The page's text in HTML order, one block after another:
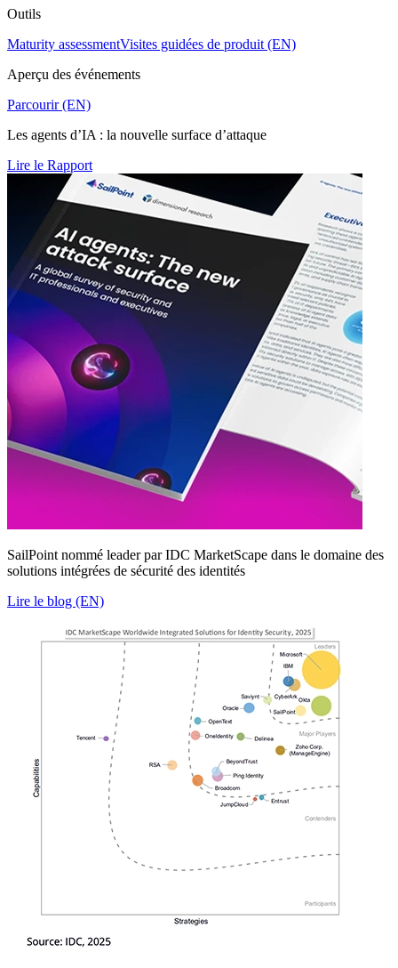
Outils
Maturity assessmentVisites guidées de produit (EN)
Aperçu des événements
Parcourir (EN)
Les agents d’IA : la nouvelle surface d’attaque
Lire le Rapport
SailPoint nommé leader par IDC MarketScape dans le domaine des
solutions intégrées de sécurité des identités
Lire le blog (EN)